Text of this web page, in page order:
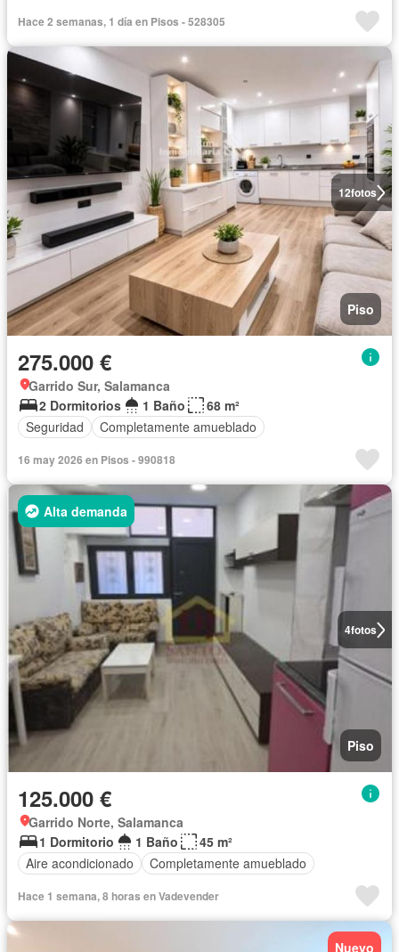
Hace 2 semanas, 1 día en Pisos - 528305
12fotos
Piso
275.000 €
Garrido Sur, Salamanca
2 Dormitorios
1 Baño
68 m²
Seguridad
Completamente amueblado
16 may 2026 en Pisos - 990818
4fotos
Alta demanda
Piso
125.000 €
Garrido Norte, Salamanca
1 Dormitorio
1 Baño
45 m²
Aire acondicionado
Completamente amueblado
Hace 1 semana, 8 horas en Vadevender
Nuevo